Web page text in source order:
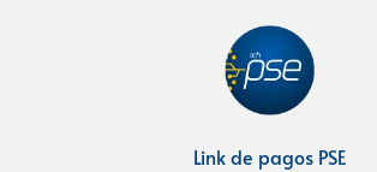
Link de pagos PSE